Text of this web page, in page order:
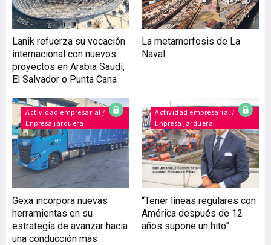
cumplen, ‘‘nos llevarán a
alcanzar una cifra de 40
el pasar de 600
instalaciones a 1.000’’,
especializada en los sis
Lanik refuerza su vocación
internacional con nuevos
proyectos en Arabia Saudí,
El Salvador o Punta Cana
La metamorfosis de La
Naval
Actividad empresarial /
Enpresa jarduera
Gexa incorpora nuevas
herramientas en su
estrategia de avanzar hacia
una conducción más
Actividad empresarial /
Enpresa jarduera
“Tener líneas regulares con
América después de 12
años supone un hito”